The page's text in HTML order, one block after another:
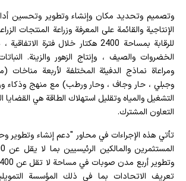
وتصميم وتحديد مكان وإنشاء وتطوير وتحسين
الإنتاجية والقائمة على المعرفة وزراعة المنتجات
للرقابة بمساحة 2400 هكتار خلال فترة
الخضروات والصيف ، وإنتاج الزهور والزينة.
ومراعاة نماذج الدفيئة المختلفة لأربعة
وجبلي ، حار وجاف ، وحار ورطب) مع منهج وذكاء
التشغيل والمياه وتقليل استهلاك الطاقة هي
التعاون المشترك.
تأتي هذه الإجراءات في محاور "دعم إنشاء وتطوير
تعريف الاتحادات بما في ذلك المؤسسة